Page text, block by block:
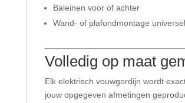
Baleinen voor of achter
Wand- of plafondmontage
Volledig op maat
Elk elektrisch vouwgordijn wordt
jouw opgegeven afmetingen